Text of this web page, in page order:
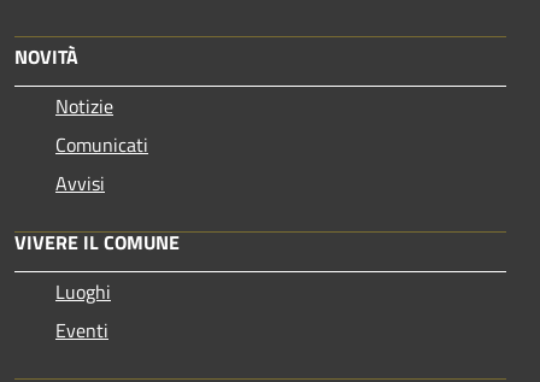
NOVITÀ
Notizie
Comunicati
Avvisi
VIVERE IL COMUNE
Luoghi
Eventi